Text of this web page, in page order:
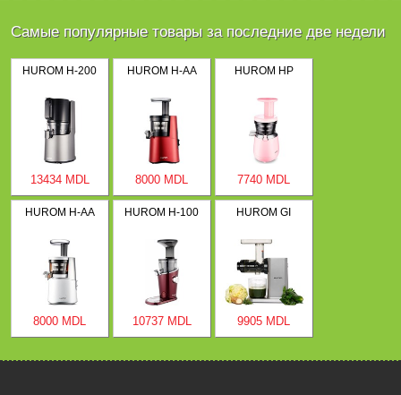
Самые популярные товары за последние две недели
HUROM H-200
13434 MDL
HUROM H-AA
8000 MDL
HUROM HP
7740 MDL
HUROM H-AA
8000 MDL
HUROM H-100
10737 MDL
HUROM GI
9905 MDL